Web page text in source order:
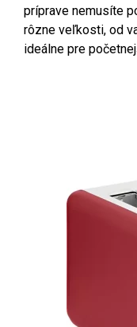
príprave nemusíte
rôzne veľkosti, od
ideálne pre